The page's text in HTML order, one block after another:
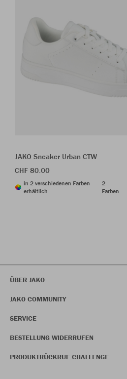
JAKO Sneaker Urban CTW
CHF 80.00
in 2 verschiedenen Farben
erhältlich
2
Farben
ÜBER JAKO
JAKO COMMUNITY
SERVICE
BESTELLUNG WIDERRUFEN
PRODUKTRÜCKRUF CHALLENGE